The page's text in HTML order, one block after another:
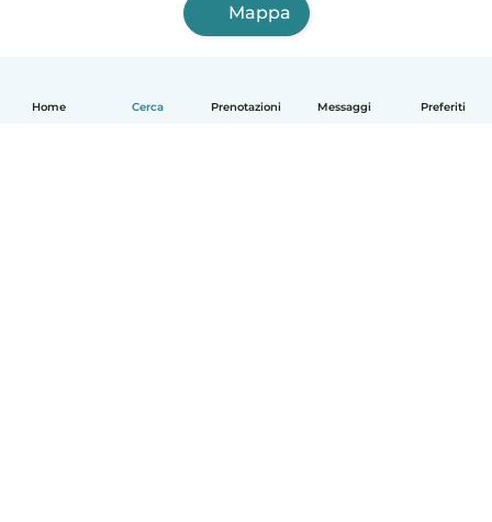
Home Cerca Prenotazioni Messaggi Preferiti
Mappa